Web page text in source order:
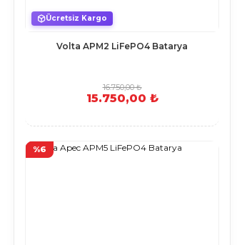
Ücretsiz Kargo
Volta APM2 LiFePO4 Batarya
16.750,00 ₺
15.750,00 ₺
%6